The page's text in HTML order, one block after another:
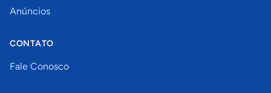
Anúncios
CONTATO
Fale Conosco